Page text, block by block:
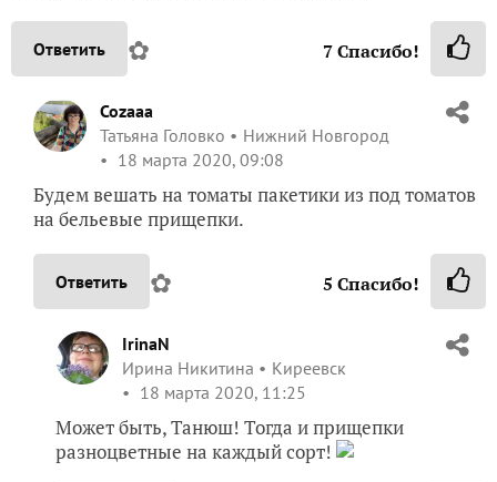
Ответить ✿ 7Спасибо!
Cozaaa
Татьяна Головко
Нижний Новгород
18 марта 2020, 09:08
Будем вешать на томаты пакетики из под томатов
на бельевые прищепки.
Ответить ✿ 5 Спасибо!
IrinaN
Ирина Никитина
Киреевск
18 марта 2020, 11:25
Может быть, Танюш! Тогда и прищепки
разноцветные на каждый сорт!